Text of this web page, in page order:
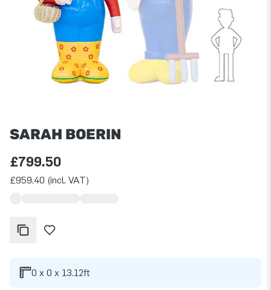
SARAH BOERIN
£799.50
£959.40 (incl. VAT)
0 x 0 x 13.12ft